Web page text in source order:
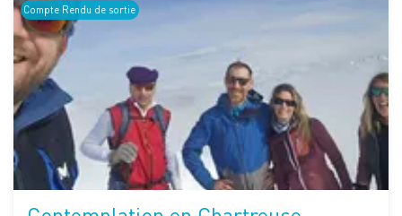
Compte Rendu de sortie